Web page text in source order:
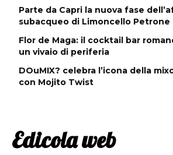
Parte da Capri la nuova fase
subacqueo di Limoncello Petrone
Flor de Maga: il cocktail bar
un vivaio di periferia
DOuMIX? celebra l’icona della
con Mojito Twist
Edicola web